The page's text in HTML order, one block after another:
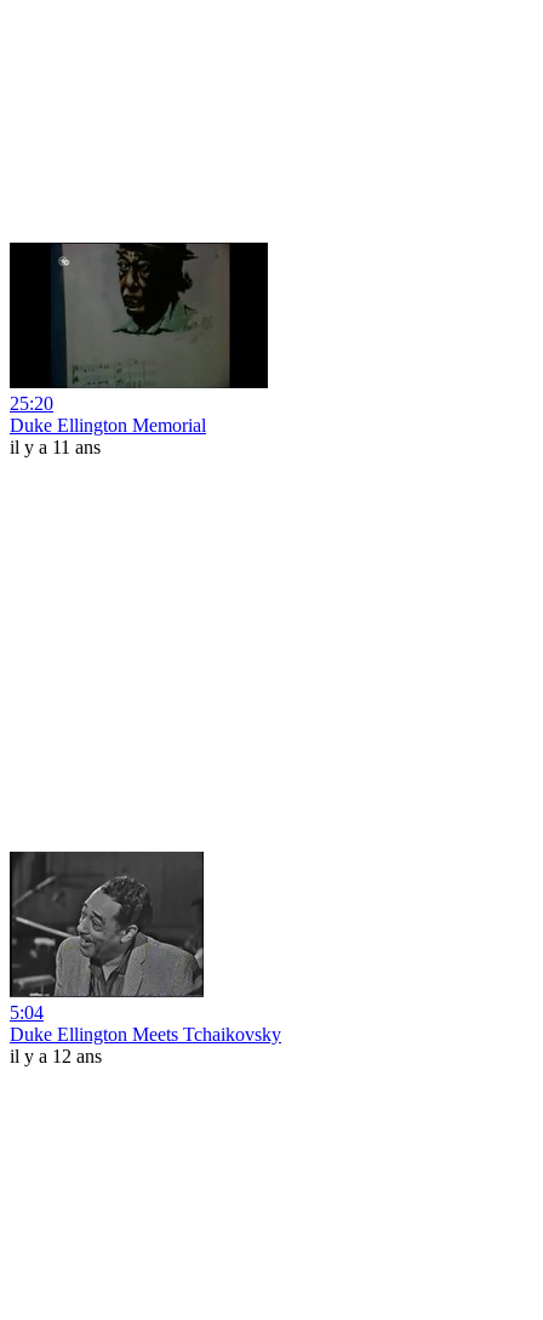
25:20
Duke Ellington Memorial
il y a 11 ans
5:04
Duke Ellington Meets Tchaikovsky
il y a 12 ans